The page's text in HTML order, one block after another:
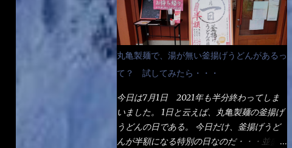
丸亀製麺で、湯が無い釜揚げうどんがあるっ
て？ 試してみたら・・・
今日は7月1日 2021年も半分終わってしま
いました。 1日と云えば、丸亀製麺の釜揚げ
うどんの日である。 今日だけ、釜揚げうど
んが半額になる特別の日なのだ・・・並盛